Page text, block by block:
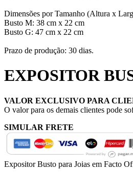
Dimensões por Tamanho (Altura x
Busto M: 38 cm x 22 cm
Busto G: 47 cm x 22 cm
Prazo de produção: 30 dias.
EXPOSITOR
VALOR EXCLUSIVO PARA
O valor para os demais clientes pode
SIMULAR FRETE
Expositor Busto para Joias em Facto